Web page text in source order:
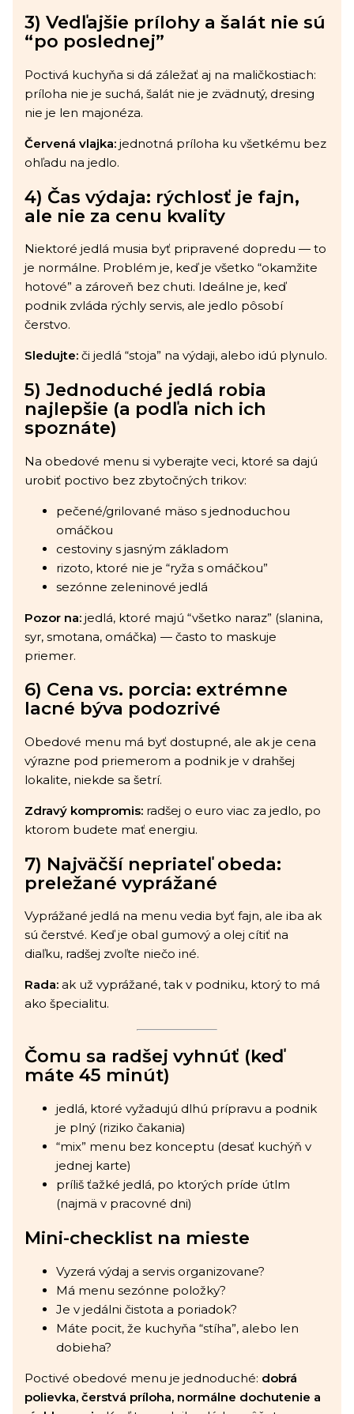
3) Vedľajšie prílohy a šalát nie sú
“po poslednej”
Poctivá kuchyňa si dá záležať aj na maličkostiach:
príloha nie je suchá, šalát nie je zvädnutý, dresing
nie je len majonéza.
Červená vlajka: jednotná príloha ku všetkému bez
ohľadu na jedlo.
4) Čas výdaja: rýchlosť je fajn,
ale nie za cenu kvality
Niektoré jedlá musia byť pripravené dopredu — to
je normálne. Problém je, keď je všetko “okamžite
hotové” a zároveň bez chuti. Ideálne je, keď
podnik zvláda rýchly servis, ale jedlo pôsobí
čerstvo.
Sledujte: či jedlá “stoja” na výdaji, alebo idú plynulo.
5) Jednoduché jedlá robia
najlepšie (a podľa nich ich
spoznáte)
Na obedové menu si vyberajte veci, ktoré sa dajú
urobiť poctivo bez zbytočných trikov:
pečené/grilované mäso s jednoduchou
omáčkou
cestoviny s jasným základom
rizoto, ktoré nie je “ryža s omáčkou”
sezónne zeleninové jedlá
Pozor na: jedlá, ktoré majú “všetko naraz” (slanina,
syr, smotana, omáčka) — často to maskuje
priemer.
6) Cena vs. porcia: extrémne
lacné býva podozrivé
Obedové menu má byť dostupné, ale ak je cena
výrazne pod priemerom a podnik je v drahšej
lokalite, niekde sa šetrí.
Zdravý kompromis: radšej o euro viac za jedlo, po
ktorom budete mať energiu.
7) Najväčší nepriateľ obeda:
preležané vyprážané
Vyprážané jedlá na menu vedia byť fajn, ale iba ak
sú čerstvé. Keď je obal gumový a olej cítiť na
diaľku, radšej zvoľte niečo iné.
Rada: ak už vyprážané, tak v podniku, ktorý to má
ako špecialitu.
Čomu sa radšej vyhnúť (keď
máte 45 minút)
jedlá, ktoré vyžadujú dlhú prípravu a podnik
je plný (riziko čakania)
“mix” menu bez konceptu (desať kuchýň v
jednej karte)
príliš ťažké jedlá, po ktorých príde útlm
(najmä v pracovné dni)
Mini-checklist na mieste
Vyzerá výdaj a servis organizovane?
Má menu sezónne položky?
Je v jedálni čistota a poriadok?
Máte pocit, že kuchyňa “stíha”, alebo len
dobieha?
Poctivé obedové menu je jednoduché: dobrá
polievka, čerstvá príloha, normálne dochutenie a